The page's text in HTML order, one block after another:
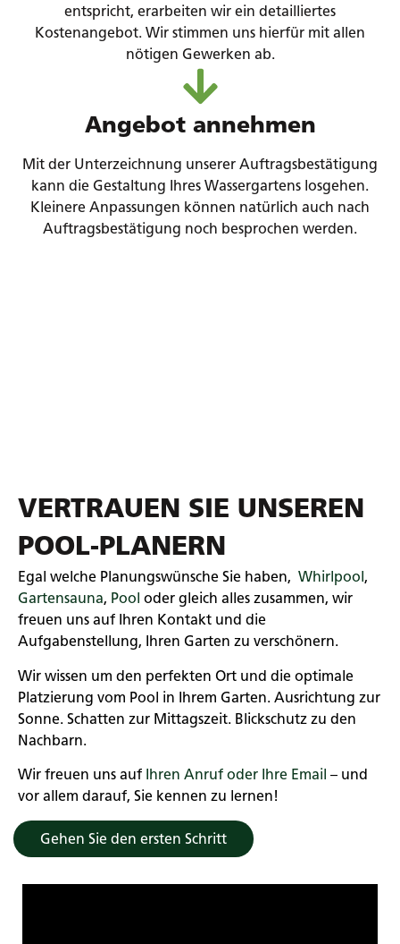
entspricht, erarbeiten wir ein detailliertes
Kostenangebot. Wir stimmen uns hierfür mit allen
nötigen Gewerken ab.
Angebot annehmen
Mit der Unterzeichnung unserer Auftragsbestätigung
kann die Gestaltung Ihres Wassergartens losgehen.
Kleinere Anpassungen können natürlich auch nach
Auftragsbestätigung noch besprochen werden.
VERTRAUEN SIE UNSEREN
POOL-PLANERN
Egal welche Planungswünsche Sie haben, Whirlpool ,
Gartensauna, Pool oder gleich alles zusammen, wir
freuen uns auf Ihren Kontakt und die
Aufgabenstellung, Ihren Garten zu verschönern.
Wir wissen um den perfekten Ort und die optimale
Platzierung vom Pool in Ihrem Garten. Ausrichtung zur
Sonne. Schatten zur Mittagszeit. Blickschutz zu den
Nachbarn.
Wir freuen uns auf Ihren Anruf oder Ihre Email – und
vor allem darauf, Sie kennen zu lernen!
Gehen Sie den ersten Schritt